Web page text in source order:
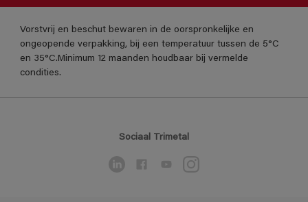
Vorstvrij en beschut bewaren in de oorspronkelijke en
ongeopende verpakking, bij een temperatuur tussen de 5°C
en 35°C.Minimum 12 maanden houdbaar bij vermelde
condities.
Sociaal Trimetal